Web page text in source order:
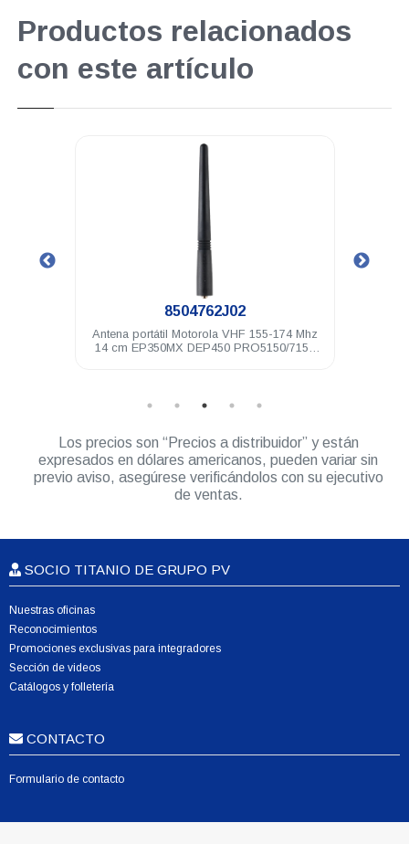
Productos relacionados
con este artículo
.
8504762J02
Antena portátil Motorola VHF 155-174 Mhz
14 cm EP350MX DEP450 PRO5150/7150
Los precios son “Precios a distribuidor” y están
expresados en dólares americanos, pueden variar sin
previo aviso, asegúrese verificándolos con su ejecutivo
de ventas.
SOCIO TITANIO DE GRUPO PV
Nuestras oficinas
Reconocimientos
Promociones exclusivas para integradores
Sección de videos
Catálogos y folletería
CONTACTO
Formulario de contacto